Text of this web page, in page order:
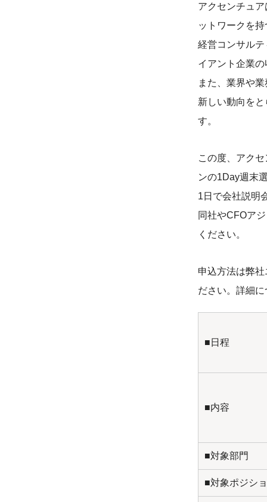
アクセンチュ
ットワークを
経営コンサル
イアント企業
また、業界や
新しい動向を
す。
この度、アク
ンの1Day週末
1日で会社説明
同社やCFOア
ください。
申込方法は弊
ださい。詳細
■日程
■内容
■対象部門
■対象ポジシ